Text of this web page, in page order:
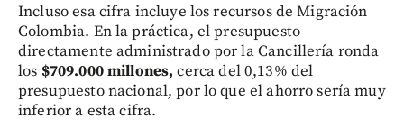
Incluso esa cifra incluye los recursos de Migración
Colombia. En la práctica, el presupuesto
directamente administrado por la Cancillería ronda
los $709.000 millones,cerca del 0,13% del
presupuesto nacional, por lo que el ahorro sería muy
inferior a esta cifra.